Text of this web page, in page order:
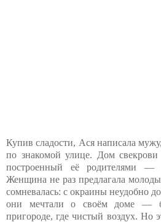
Купив сладости, Ася написала
по знакомой улице. Дом
построенный её родителями —
Женщина не раз предлагала
сомневалась: с окраины неудобно
они мечтали о своём доме —
пригороде, где чистый воздух. Но